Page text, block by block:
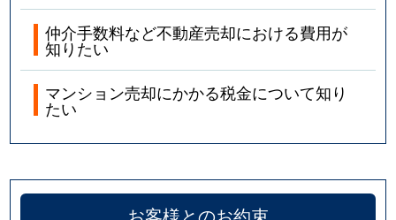
仲介手数料など不動産売却における費用が
知りたい
マンション売却にかかる税金について知り
たい